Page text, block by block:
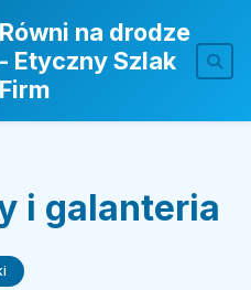
Równi na drodze
- Etyczny Szlak
Firm
i galanteria